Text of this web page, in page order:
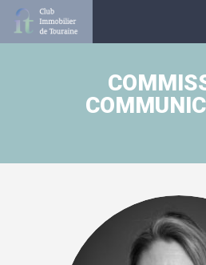
Panneau de gestion des cookies